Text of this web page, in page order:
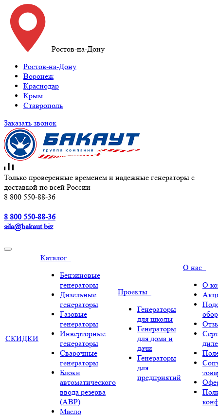
Ростов-на-Дону
Ростов-на-Дону
Воронеж
Краснодар
Крым
Ставрополь
Заказать звонок
Только проверенные временем и надежные генераторы с
доставкой по всей России
8 800 550-88-36
8 800 550-88-36
sila@bakaut.biz
СКИДКИ
Каталог
Бензиновые
генераторы
Дизельные
генераторы
Газовые
генераторы
Инверторные
генераторы
Сварочные
генераторы
Блоки
автоматического
ввода резерва
(АВР)
Масло
Проекты
Генераторы
для школы
Генераторы
для дома и
дачи
Генераторы
для
предприятий
О нас
О